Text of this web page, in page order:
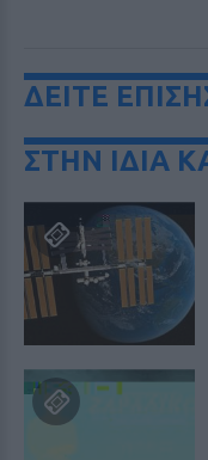
ΔΕΙΤΕ
ΣΤΗΝ ΙΔΙΑ